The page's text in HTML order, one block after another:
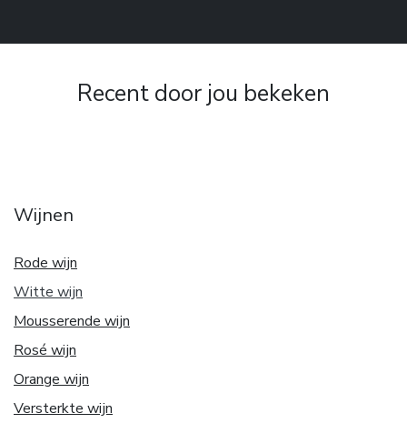
Recent door jou bekeken
Wijnen
Rode wijn
Witte wijn
Mousserende wijn
Rosé wijn
Orange wijn
Versterkte wijn